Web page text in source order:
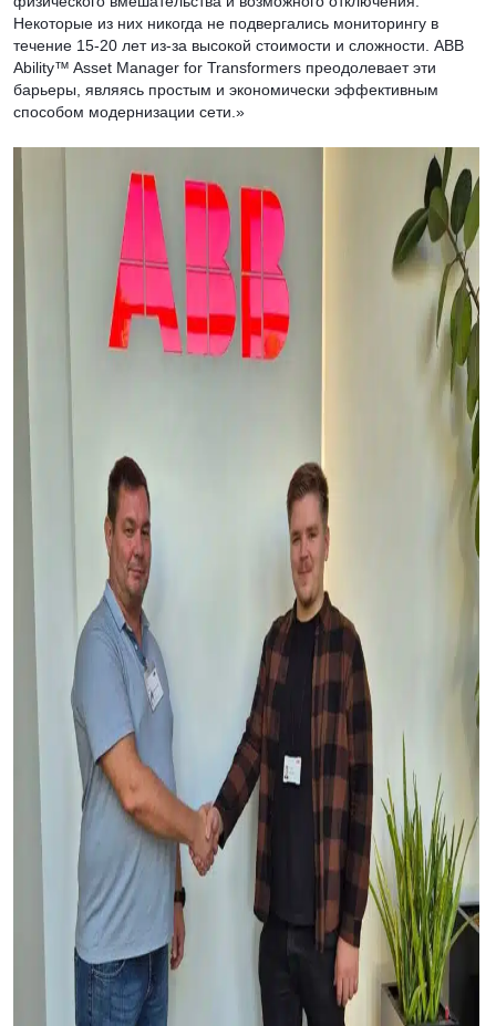
Некоторые из них никогда не подвергались мониторингу в
течение 15-20 лет из-за высокой стоимости и сложности. ABB
Ability™ Asset Manager for Transformers преодолевает эти
барьеры, являясь простым и экономически эффективным
способом модернизации сети.»